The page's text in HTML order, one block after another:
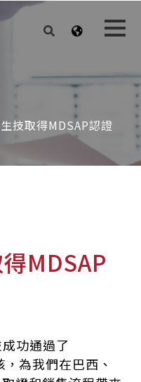
技取得MDSAP認證
MDSAP
功通過了
為我們在巴西、